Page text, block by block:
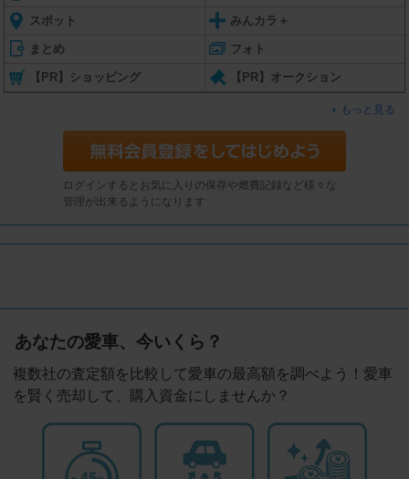
スポット みんカラ＋
まとめ フォト
【PR】ショッピング 【PR】オークション
もっと見る
ログインするとお気に入りの保存や燃費記録など様々な
管理が出来るようになります
あなたの愛車、今いくら？
複数社の査定額を比較して愛車の最高額を調べよう！愛車
を賢く売却して、購入資金にしませんか？